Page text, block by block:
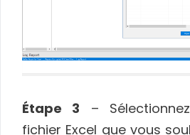
Étape 3 –
fichier Excel que vous